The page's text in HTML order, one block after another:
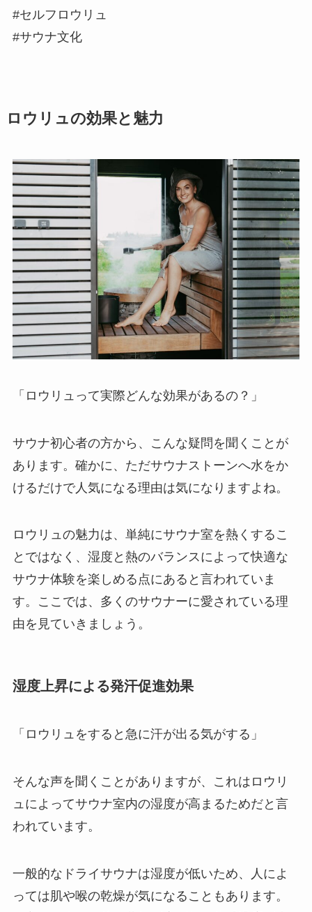
#セルフロウリュ
#サウナ文化
ロウリュの効果と魅力
「ロウリュって実際どんな効果があるの？」
サウナ初心者の方から、こんな疑問を聞くことが
あります。確かに、ただサウナストーンへ水をか
けるだけで人気になる理由は気になりますよね。
ロウリュの魅力は、単純にサウナ室を熱くするこ
とではなく、湿度と熱のバランスによって快適な
サウナ体験を楽しめる点にあると言われていま
す。ここでは、多くのサウナーに愛されている理
由を見ていきましょう。
湿度上昇による発汗促進効果
「ロウリュをすると急に汗が出る気がする」
そんな声を聞くことがありますが、これはロウリ
ュによってサウナ室内の湿度が高まるためだと言
われています。
一般的なドライサウナは湿度が低いため、人によ
っては肌や喉の乾燥が気になることもあります。